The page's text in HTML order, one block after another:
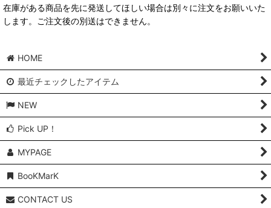
在庫がある商品を先に発送してほしい場合は別々に注文をお願いいた
します。ご注文後の別送はできません。
HOME
最近チェックしたアイテム
NEW
Pick UP！
MYPAGE
BooKMarK
CONTACT US